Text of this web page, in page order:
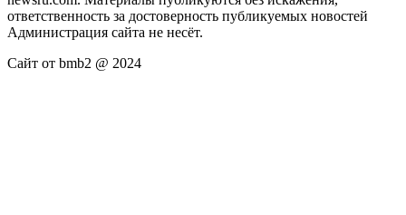
ответственность за достоверность публикуемых новостей
Администрация сайта не несёт.
Сайт от bmb2 @ 2024